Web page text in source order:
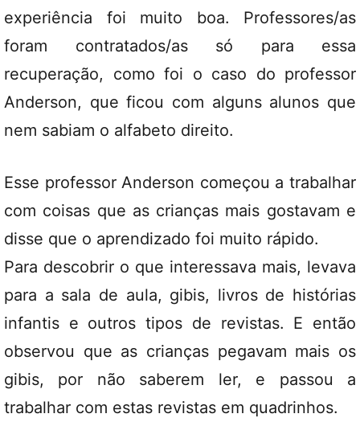
experiência foi muito boa. Professores/as
foram contratados/as só para essa
recuperação, como foi o caso do professor
Anderson, que ficou com alguns alunos que
nem sabiam o alfabeto direito.
Esse professor Anderson começou a trabalhar
com coisas que as crianças mais gostavam e
disse que o aprendizado foi muito rápido.
Para descobrir o que interessava mais, levava
para a sala de aula, gibis, livros de histórias
infantis e outros tipos de revistas. E então
observou que as crianças pegavam mais os
gibis, por não saberem ler, e passou a
trabalhar com estas revistas em quadrinhos.